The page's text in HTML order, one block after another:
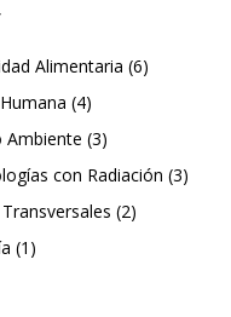
Alimentaria (6)
(4)
Ambiente (3)
con Radiación (3)
(2)
(1)